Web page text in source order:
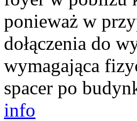
ponieważ w
dołączenia do
wymagająca
spacer po
info